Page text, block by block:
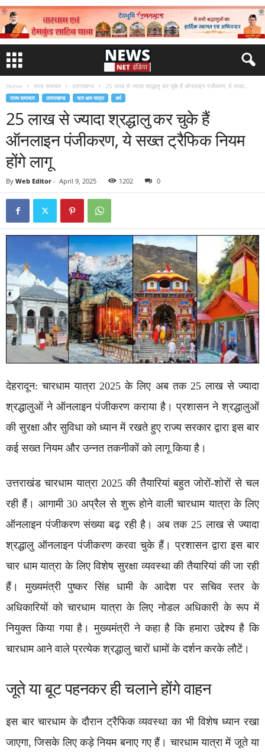
Home राज्य समाचार उत्तराखण्ड 25 लाख से ज्यादा श्रद्धालु कर चुके हैं ऑनलाइन पंजीकरण, ये सख्त...
राज्य समाचार उत्तराखण्ड चार धाम यात्रा धर्म
25 लाख से ज्यादा श्रद्धालु कर चुके हैं
ऑनलाइन पंजीकरण, ये सख्त ट्रैफिक नियम
होंगे लागू
By Web Editor - April 9, 2025 1202 0
देहरादून: चारधाम यात्रा 2025 के लिए अब तक 25 लाख से ज्यादा
श्रद्धालुओं ने ऑनलाइन पंजीकरण कराया है। प्रशासन ने श्रद्धालुओं
की सुरक्षा और सुविधा को ध्यान में रखते हुए राज्य सरकार द्वारा इस बार
कई सख्त नियम और उन्नत तकनीकों को लागू किया है।
उत्तराखंड चारधाम यात्रा 2025 की तैयारियां बहुत जोरों-शोरों से चल
रही हैं। आगामी 30 अप्रैल से शुरू होने वाली चारधाम यात्रा के लिए
ऑनलाइन पंजीकरण संख्या बढ़ रही है। अब तक 25 लाख से ज्यादा
श्रद्धालु ऑनलाइन पंजीकरण करवा चुके हैं। प्रशासन द्वारा इस बार
चार धाम यात्रा के लिए विशेष सुरक्षा व्यवस्था की तैयारियां की जा रही
हैं। मुख्यमंत्री पुष्कर सिंह धामी के आदेश पर सचिव स्तर के
अधिकारियों को चारधाम यात्रा के लिए नोडल अधिकारी के रूप में
नियुक्त किया गया है। मुख्यमंत्री ने कहा है कि हमारा उद्देश्य है कि
चारधाम आने वाले प्रत्येक श्रद्धालु चारों धामों के दर्शन करके लौटें।
जूते या बूट पहनकर ही चलाने होंगे वाहन
इस बार चारधाम के दौरान ट्रैफिक व्यवस्था का भी विशेष ध्यान रखा
जाएगा, जिसके लिए कड़े नियम बनाए गए हैं। चारधाम यात्रा में जूते या